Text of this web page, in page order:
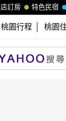
特色民宿
訂房
桃園行程 桃園